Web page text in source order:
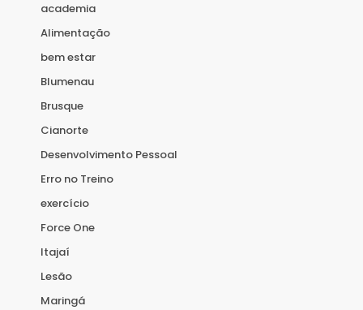
academia
Alimentação
bem estar
Blumenau
Brusque
Cianorte
Desenvolvimento Pessoal
Erro no Treino
exercício
Force One
Itajaí
Lesão
Maringá